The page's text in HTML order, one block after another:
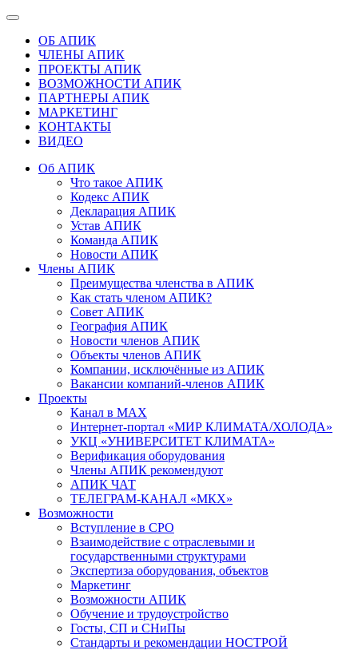
ОБ АПИК
ЧЛЕНЫ АПИК
ПРОЕКТЫ АПИК
ВОЗМОЖНОСТИ АПИК
ПАРТНЕРЫ АПИК
МАРКЕТИНГ
КОНТАКТЫ
ВИДЕО
Об АПИК
Что такое АПИК
Кодекс АПИК
Декларация АПИК
Устав АПИК
Команда АПИК
Новости АПИК
Члены АПИК
Преимущества членства в АПИК
Как стать членом АПИК?
Совет АПИК
География АПИК
Новости членов АПИК
Объекты членов АПИК
Компании, исключённые из АПИК
Вакансии компаний-членов АПИК
Проекты
Канал в MAX
Интернет-портал «МИР КЛИМАТА/ХОЛОДА»
УКЦ «УНИВЕРСИТЕТ КЛИМАТА»
Верификация оборудования
Члены АПИК рекомендуют
АПИК ЧАТ
ТЕЛЕГРАМ-КАНАЛ «МКХ»
Возможности
Вступление в СРО
Взаимодействие с отраслевыми и
государственными структурами
Экспертиза оборудования, объектов
Маркетинг
Возможности АПИК
Обучение и трудоустройство
Госты, СП и СНиПы
Стандарты и рекомендации НОСТРОЙ